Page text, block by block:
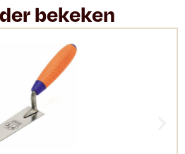
bekeken